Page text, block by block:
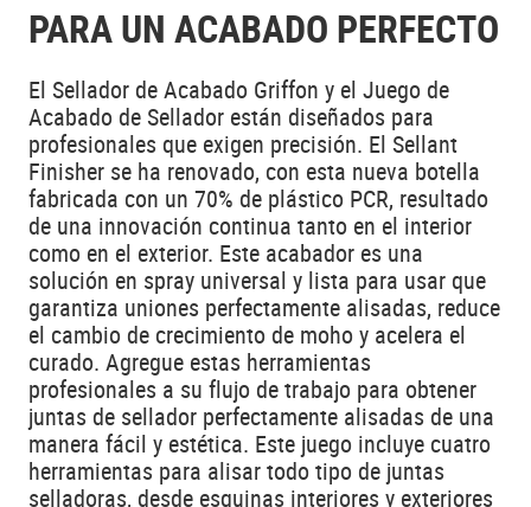
PARA UN ACABADO PERFECTO
El Sellador de Acabado Griffon y el Juego de
Acabado de Sellador están diseñados para
profesionales que exigen precisión. El Sellant
Finisher se ha renovado, con esta nueva botella
fabricada con un 70% de plástico PCR, resultado
de una innovación continua tanto en el interior
como en el exterior. Este acabador es una
solución en spray universal y lista para usar que
garantiza uniones perfectamente alisadas, reduce
el cambio de crecimiento de moho y acelera el
curado. Agregue estas herramientas
profesionales a su flujo de trabajo para obtener
juntas de sellador perfectamente alisadas de una
manera fácil y estética. Este juego incluye cuatro
herramientas para alisar todo tipo de juntas
selladoras, desde esquinas interiores y exteriores